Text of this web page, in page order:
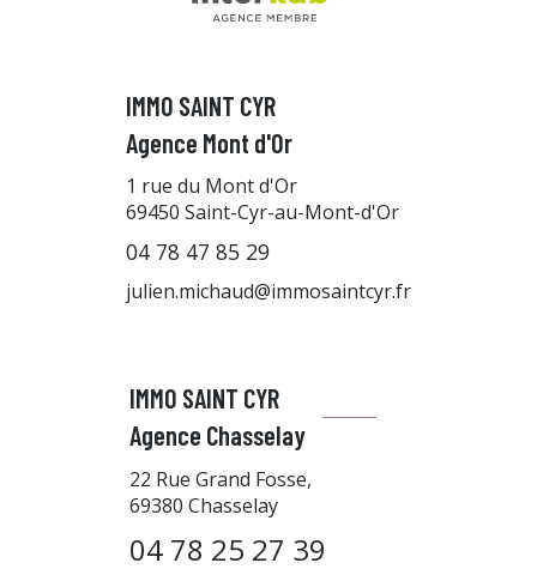
IMMO SAINT CYR
Agence Mont d'Or
1 rue du Mont d'Or
69450 Saint-Cyr-au-Mont-d'Or
04 78 47 85 29
julien.michaud@immosaintcyr.fr
IMMO SAINT CYR
Agence Chasselay
22 Rue Grand Fosse,
69380 Chasselay
04 78 25 27 39